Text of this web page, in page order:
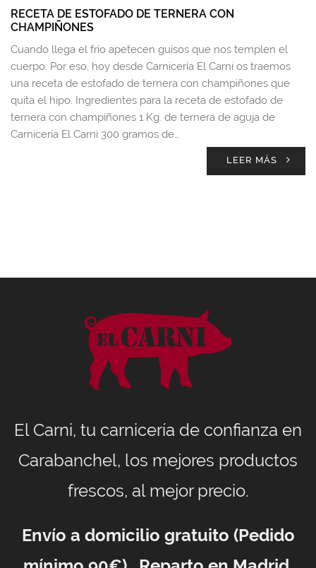
RECETA DE ESTOFADO DE TERNERA CON
CHAMPIÑONES
Cuando llega el frío apetecen guisos que nos templen el
cuerpo. Por eso, hoy desde Carnicería El Carni os traemos
una receta de estofado de ternera con champiñones que
quita el hipo. Ingredientes para la receta de estofado de
ternera con champiñones 1 Kg. de ternera de aguja de
Carnicería El Carni 300 gramos de…
LEER MÁS
El Carni, tu carnicería de confianza en
Carabanchel, los mejores productos
frescos, al mejor precio.
Envío a domicilio gratuito (Pedido